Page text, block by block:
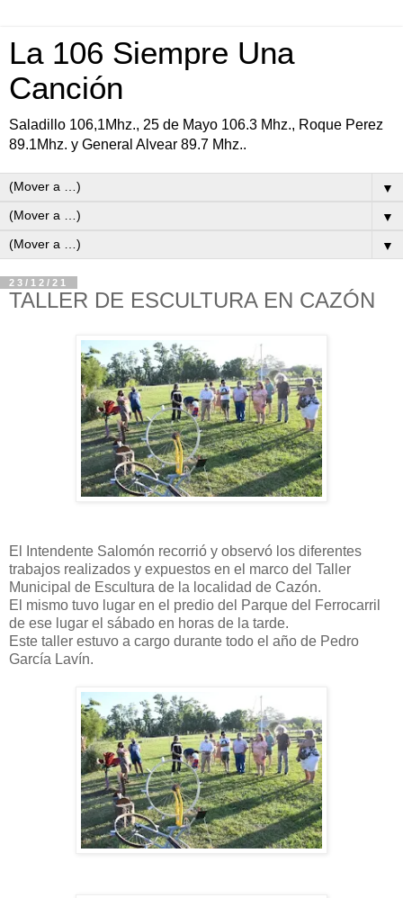
La 106 Siempre Una
Canción
Saladillo 106,1Mhz., 25 de Mayo 106.3 Mhz., Roque Perez
89.1Mhz. y General Alvear 89.7 Mhz..
▼
▼
▼
23/12/21
TALLER DE ESCULTURA EN CAZÓN
El Intendente Salomón recorrió y observó los diferentes
trabajos realizados y expuestos en el marco del Taller
Municipal de Escultura de la localidad de Cazón.
El mismo tuvo lugar en el predio del Parque del Ferrocarril
de ese lugar el sábado en horas de la tarde.
Este taller estuvo a cargo durante todo el año de Pedro
García Lavín.